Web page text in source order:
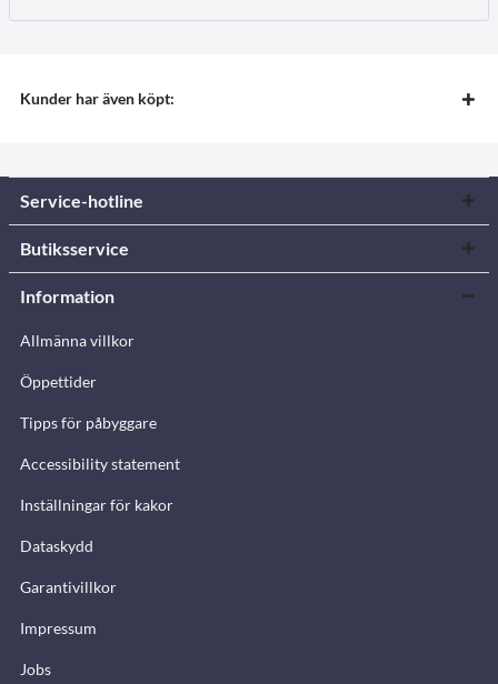
Kunder har även köpt:
Service-hotline
Butiksservice
Information
Allmänna villkor
Öppettider
Tipps för påbyggare
Accessibility statement
Inställningar för kakor
Dataskydd
Garantivillkor
Impressum
Jobs